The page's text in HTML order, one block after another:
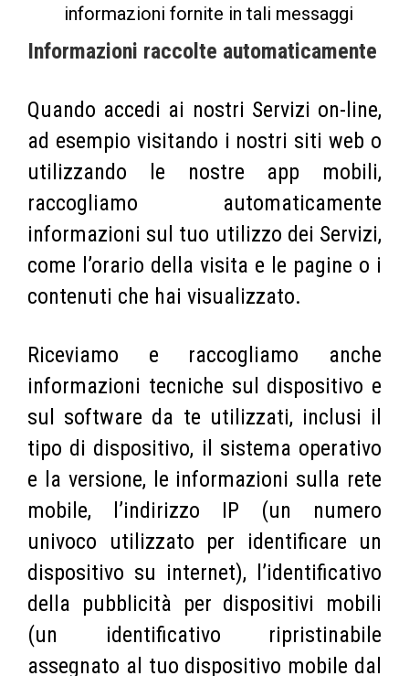
informazioni fornite in tali messaggi
Informazioni raccolte automaticamente
Quando accedi ai nostri Servizi on-line,
ad esempio visitando i nostri siti web o
utilizzando le nostre app mobili,
raccogliamo automaticamente
informazioni sul tuo utilizzo dei Servizi,
come l’orario della visita e le pagine o i
contenuti che hai visualizzato.
Riceviamo e raccogliamo anche
informazioni tecniche sul dispositivo e
sul software da te utilizzati, inclusi il
tipo di dispositivo, il sistema operativo
e la versione, le informazioni sulla rete
mobile, l’indirizzo IP (un numero
univoco utilizzato per identificare un
dispositivo su internet), l’identificativo
della pubblicità per dispositivi mobili
(un identificativo ripristinabile
assegnato al tuo dispositivo mobile dal